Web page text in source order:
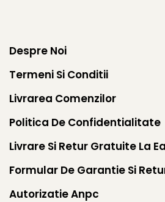
Despre Noi
Termeni Si Conditii
Livrarea Comenzilor
Politica De Confidentialitate
Livrare Si Retur Gratuite La
Formular De Garantie Si
Autorizatie Anpc